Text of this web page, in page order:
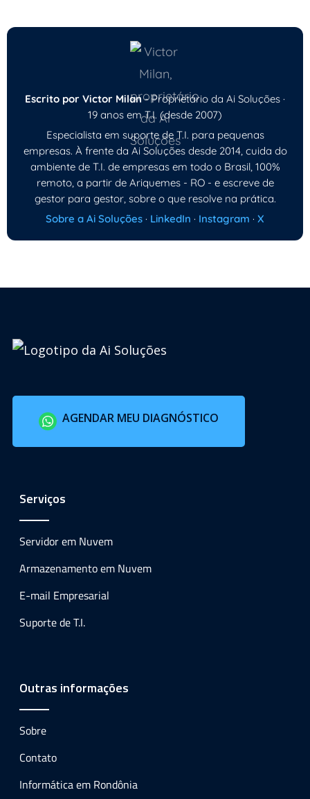
Escrito por Victor Milan- Proprietário da Ai Soluções ·
19 anos em T.I. (desde 2007)
Especialista em suporte de T.I. para pequenas
empresas. À frente da Ai Soluções desde 2014, cuida do
ambiente de T.I. de empresas em todo o Brasil, 100%
remoto, a partir de Ariquemes - RO - e escreve de
gestor para gestor, sobre o que resolve na prática.
Sobre a Ai Soluções · LinkedIn · Instagram · X
AGENDAR MEU DIAGNÓSTICO
Serviços
Servidor em Nuvem
Armazenamento em Nuvem
E-mail Empresarial
Suporte de T.I.
Outras informações
Sobre
Contato
Informática em Rondônia